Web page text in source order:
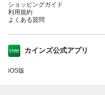
ショッピングガイド
利用規約
よくある質問
カインズ公式アプリ
iOS版